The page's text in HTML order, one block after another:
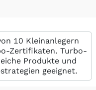
10 Kleinanlegern
Zertifikaten. Turbo-
Produkte und
geeignet.